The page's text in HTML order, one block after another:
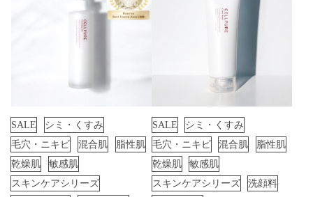
SALE
シミ・くすみ
毛穴・ニキビ
混合肌
脂性肌
乾燥肌
敏感肌
スキンケアシリーズ
SALE
シミ・くすみ
毛穴・ニキビ
混合肌
脂性肌
乾燥肌
敏感肌
スキンケアシリーズ
洗顔料